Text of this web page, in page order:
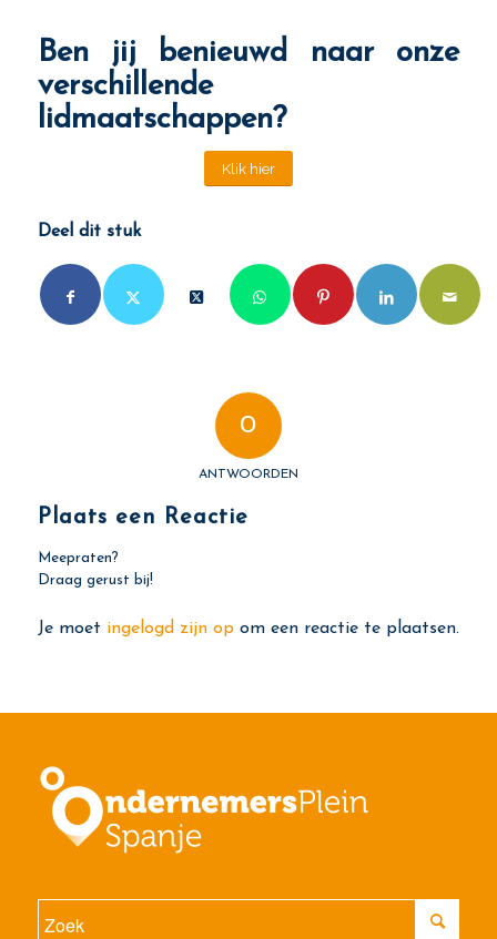
Ben jij benieuwd naar onze
verschillende
lidmaatschappen?
Klik hier
Deel dit stuk
0
ANTWOORDEN
Plaats een Reactie
Meepraten?
Draag gerust bij!
Je moet ingelogd zijn opom een reactie te plaatsen.